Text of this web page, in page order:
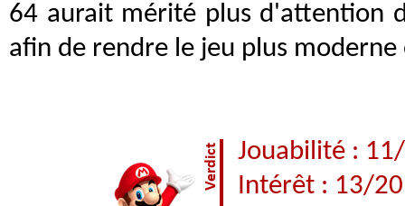
64 aurait mérité plus d'attention
afin de rendre le jeu plus
Jouabilité :
Intérêt : 13/20